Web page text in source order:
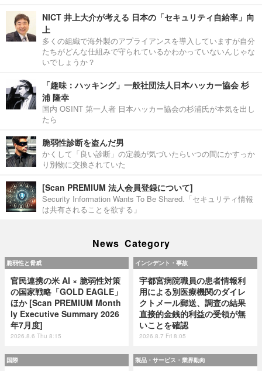
NICT 井上大介が考える 日本の「セキュリティ自給率」向
上
多くの組織で海外製のアプライアンスを導入していますが自分
たちがどんな仕組みで守られているかわかっていないんじゃな
いでしょうか？
「趣味：ハッキング」一般社団法人日本ハッカー協会 杉
浦 隆幸
国内 OSINT 第一人者 日本ハッカー協会の杉浦氏が本気を出し
たら
脆弱性診断を盗んだ男
かくして「良い診断」の定義が気づいたらいつの間にかすっか
り別物に交換されていた
[Scan PREMIUM 法人会員登録について]
Security Information Wants To Be Shared.「セキュリティ情報
は共有されることを欲する」
News Category
脆弱性と脅威
官民連携の米 AI × 脆弱性対策
の国家戦略「GOLD EAGLE」
ほか [Scan PREMIUM Month
ly Executive Summary 2026
年7月度]
2026.8.6 Thu 8:15
インシデント・事故
宇都宮病院職員の患者情報利
用による別医療機関のダイレ
クトメール郵送、調査の結果
直接的金銭的利益の受領が無
いことを確認
2026.8.7 Fri 8:05
国際 製品・サービス・業界動向